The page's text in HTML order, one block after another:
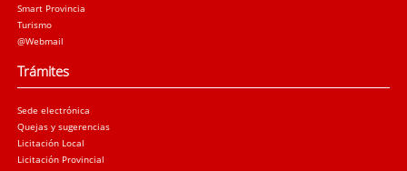
Smart Provincia
Turismo
@Webmail
Trámites
Sede electrónica
Quejas y sugerencias
Licitación Local
Licitación Provincial